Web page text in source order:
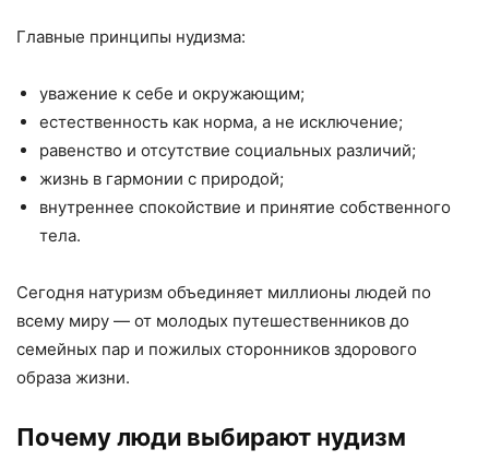
Главные принципы нудизма:
уважение к себе и окружающим;
естественность как норма, а не исключение;
равенство и отсутствие социальных различий;
жизнь в гармонии с природой;
внутреннее спокойствие и принятие собственного
тела.
Сегодня натуризм объединяет миллионы людей по
всему миру — от молодых путешественников до
семейных пар и пожилых сторонников здорового
образа жизни.
Почему люди выбирают нудизм